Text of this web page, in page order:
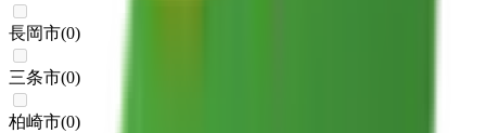
長岡市(0)
三条市(0)
柏崎市(0)